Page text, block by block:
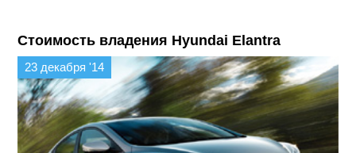
Стоимость владения Hyundai Elantra
23 декабря '14